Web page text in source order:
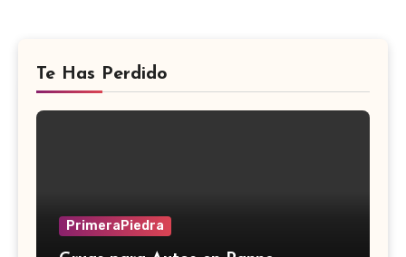
Te Has Perdido
PrimeraPiedra